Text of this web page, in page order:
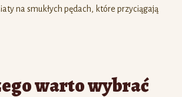
na smukłych pędach, które przyciągają
warto wybrać